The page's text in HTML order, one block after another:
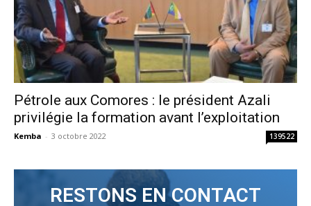
Pétrole aux Comores : le président Azali
privilégie la formation avant l’exploitation
Kemba - 3 octobre 2022 139522
RESTONS EN CONTACT